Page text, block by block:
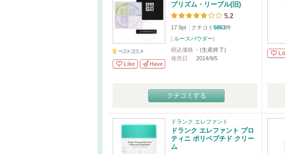
Like Have
プリズム・リーブル(旧)
5.2
17.9pt クチコミ 5863件
[ ルースパウダー]
税込価格 - (生産終了)
発売日
2014/9/5
クチコミする
ドランク エレファント
ドランク エレファント プロ
ティニ ポリペプチド クリー
ム